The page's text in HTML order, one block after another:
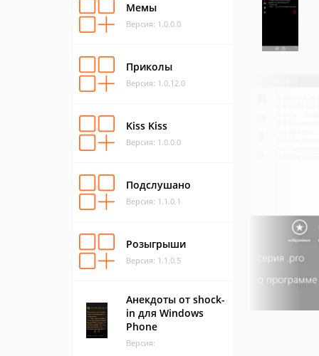
Мемы
Версия: 1.0.0.0
Приколы
Версия: 1.0.12.0
Kiss Kiss
Версия: 1.0.0.0
Подслушано
Версия: 1.1.0.1
Розыгрыши
Версия: 1.1.0.5
Анекдоты от shock-
in для Windows
Phone
Версия: